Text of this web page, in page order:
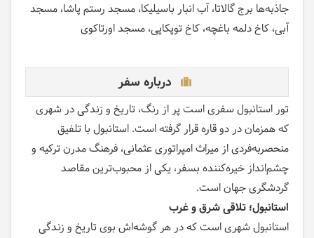
جاذبه‌ها برج گالاتا، آب انبار باسیلیکا، مسجد رستم پاشا، مسجد
آبی، کاخ دلمه باغچه، کاخ توپکاپی، مسجد اورتاکوی
درباره سفر
تور استانبول سفری است پر از رنگ، تاریخ و زندگی در شهری
که همزمان در دو قاره قرار گرفته است. استانبول با تلفیق
منحصربه‌فردی از میراث امپراتوری عثمانی، فرهنگ مدرن ترکیه و
چشم‌انداز خیره‌کننده بسفر، یکی از محبوب‌ترین مقاصد
گردشگری جهان است.
استانبول؛ تلاقی شرق و غرب
استانبول شهری است که در هر گوشه‌اش بوی تاریخ و زندگی